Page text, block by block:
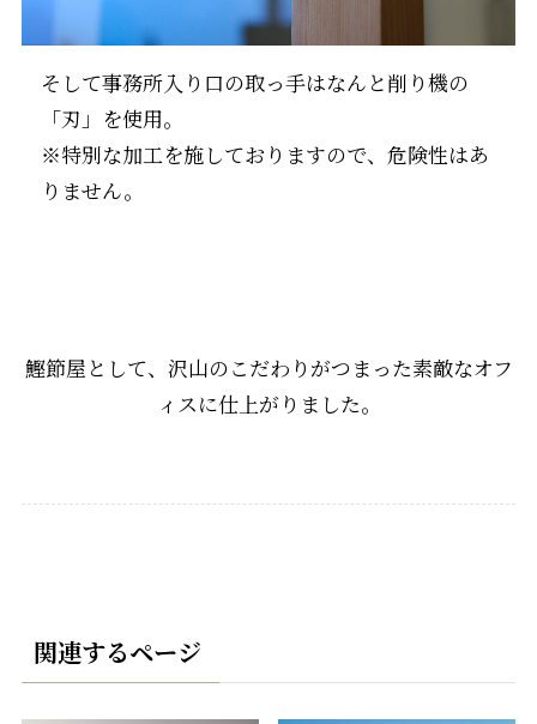
そして事務所入り口の取っ手はなんと削り機の
「刃」を使用。
※特別な加工を施しておりますので、危険性はあ
りません。
鰹節屋として、沢山のこだわりがつまった素敵なオフ
ィスに仕上がりました。
関連するページ